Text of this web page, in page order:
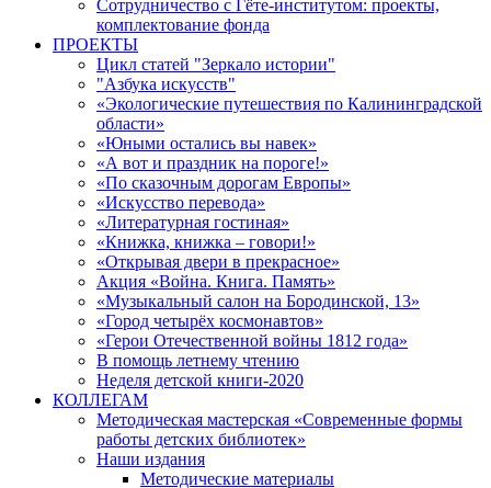
Сотрудничество с Гёте-институтом: проекты,
комплектование фонда
ПРОЕКТЫ
Цикл статей "Зеркало истории"
"Азбука искусств"
«Экологические путешествия по Калининградской
области»
«Юными остались вы навек»
«А вот и праздник на пороге!»
«По сказочным дорогам Европы»
«Искусство перевода»
«Литературная гостиная»
«Книжка, книжка – говори!»
«Открывая двери в прекрасное»
Акция «Война. Книга. Память»
«Музыкальный салон на Бородинской, 13»
«Город четырёх космонавтов»
«Герои Отечественной войны 1812 года»
В помощь летнему чтению
Неделя детской книги-2020
КОЛЛЕГАМ
Методическая мастерская «Современные формы
работы детских библиотек»
Наши издания
Методические материалы